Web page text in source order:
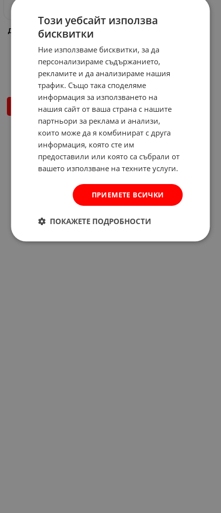
Дръжка за врата с цял шилд
90 мм. секретна - кована
мед Deka
Арт.№: 529910
€ / 15.26 лв.
На страница по:
Този уебсайт използва
бисквитки
Ние използваме бисквитки, за да
персонализираме съдържанието,
рекламите и да анализираме нашия
трафик. Също така споделяме
информация за използването на
нашия сайт от ваша страна с нашите
партньори за реклама и анализи,
които може да я комбинират с друга
информация, която сте им
предоставили или която са събрали от
вашето използване на техните услуги.
ПРИЕМЕТЕ ВСИЧКИ
ПОКАЖЕТЕ ПОДРОБНОСТИ